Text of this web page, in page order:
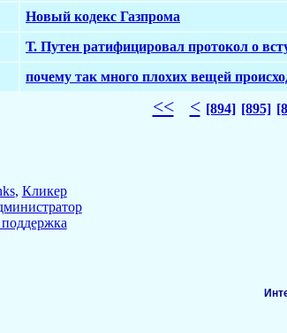
Новый кодекс Газпрома
Т. Путен ратифицировал протокол о
почему так много плохих вещей
<< < [894] [895]
, Кликер